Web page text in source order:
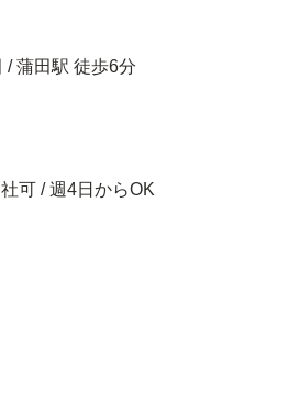
/ 蒲田駅 徒歩6分
可 / 週4日からOK